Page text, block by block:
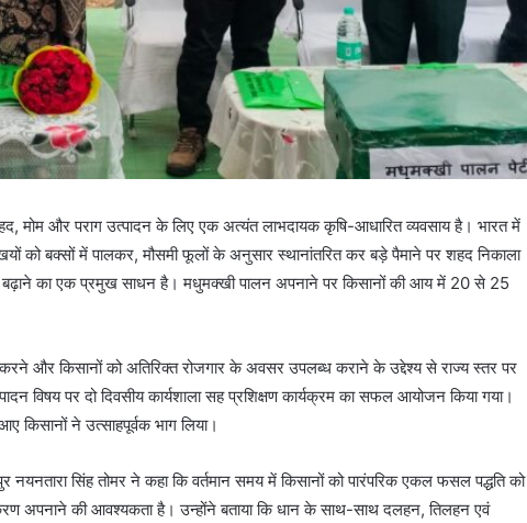
मोम और पराग उत्पादन के लिए एक अत्यंत लाभदायक कृषि-आधारित व्यवसाय है। भारत में
को बक्सों में पालकर, मौसमी फूलों के अनुसार स्थानांतरित कर बड़े पैमाने पर शहद निकाला
बढ़ाने का एक प्रमुख साधन है। मधुमक्खी पालन अपनाने पर किसानों की आय में 20 से 25
और किसानों को अतिरिक्त रोजगार के अवसर उपलब्ध कराने के उद्देश्य से राज्य स्तर पर
विषय पर दो दिवसीय कार्यशाला सह प्रशिक्षण कार्यक्रम का सफल आयोजन किया गया।
किसानों ने उत्साहपूर्वक भाग लिया।
नयनतारा सिंह तोमर ने कहा कि वर्तमान समय में किसानों को पारंपरिक एकल फसल पद्धति को
अपनाने की आवश्यकता है। उन्होंने बताया कि धान के साथ-साथ दलहन, तिलहन एवं